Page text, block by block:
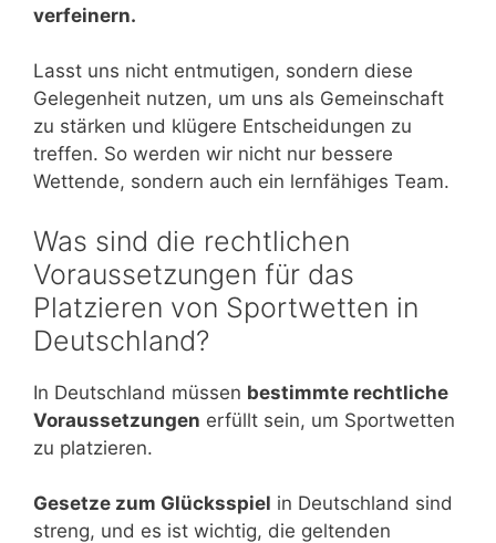
verfeinern.
Lasst uns nicht entmutigen, sondern diese
Gelegenheit nutzen, um uns als Gemeinschaft
zu stärken und klügere Entscheidungen zu
treffen. So werden wir nicht nur bessere
Wettende, sondern auch ein lernfähiges Team.
Was sind die rechtlichen
Voraussetzungen für das
Platzieren von Sportwetten in
Deutschland?
In Deutschland müssen bestimmte rechtliche
Voraussetzungen erfüllt sein, um Sportwetten
zu platzieren.
Gesetze zum Glücksspiel in Deutschland sind
streng, und es ist wichtig, die geltenden